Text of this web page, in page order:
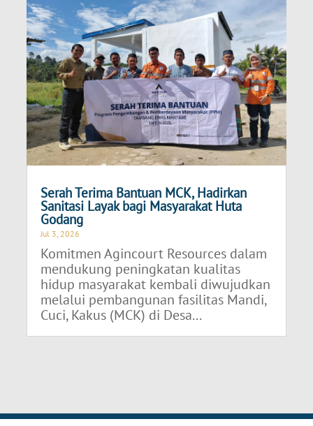
Serah Terima Bantuan MCK, Hadirkan
Sanitasi Layak bagi Masyarakat Huta
Godang
Jul 3, 2026
Komitmen Agincourt Resources dalam
mendukung peningkatan kualitas
hidup masyarakat kembali diwujudkan
melalui pembangunan fasilitas Mandi,
Cuci, Kakus (MCK) di Desa...